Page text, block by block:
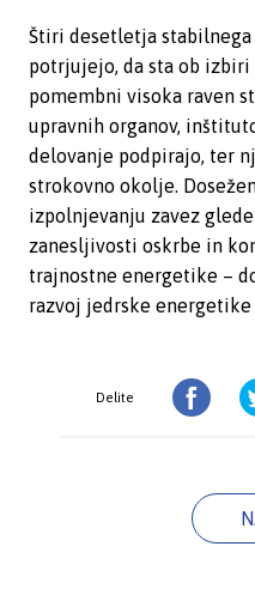
Štiri desetletja stabilnega
potrjujejo, da sta ob izbiri
pomembni visoka raven
upravnih organov,
delovanje podpirajo, ter
strokovno okolje.
izpolnjevanju zavez
zanesljivosti oskrbe in
trajnostne energetike –
razvoj jedrske energetike
Delite